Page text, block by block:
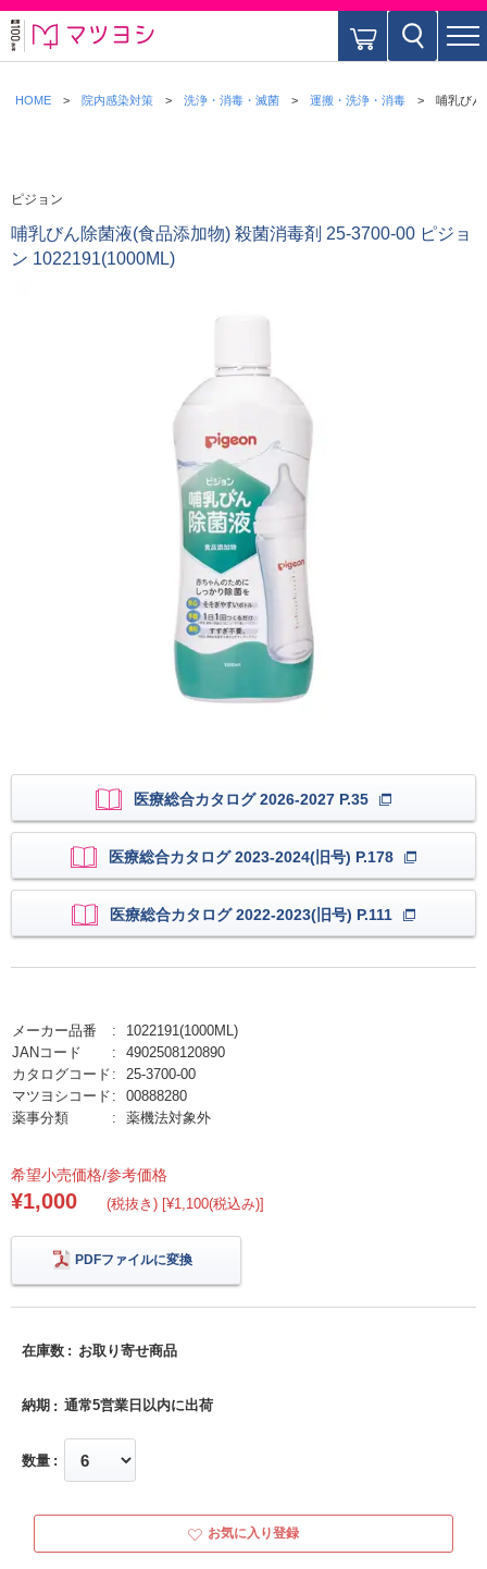
HOME 院内感染対策 洗浄・消毒・滅菌 運搬・洗浄・消毒 哺乳びん
ピジョン
哺乳びん除菌液(食品添加物) 殺菌消毒剤 25-3700-00 ピジョ
ン 1022191(1000ML)
医療総合カタログ 2026-2027 P.35
医療総合カタログ 2023-2024(旧号) P.178
医療総合カタログ 2022-2023(旧号) P.111
メーカー品番
1022191(1000ML)
JANコード
4902508120890
カタログコード
25-3700-00
マツヨシコード
00888280
薬事分類
薬機法対象外
希望小売価格/参考価格
¥1,000 (税抜き) [¥1,100(税込み)]
PDFファイルに変換
在庫数 お取り寄せ商品
納期 通常5営業日以内に出荷
数量
お気に入り登録